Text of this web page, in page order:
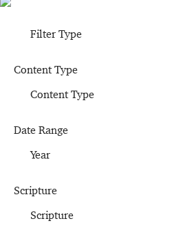
Filter Type
Content Type
Content Type
Date Range
Year
Scripture
Scripture